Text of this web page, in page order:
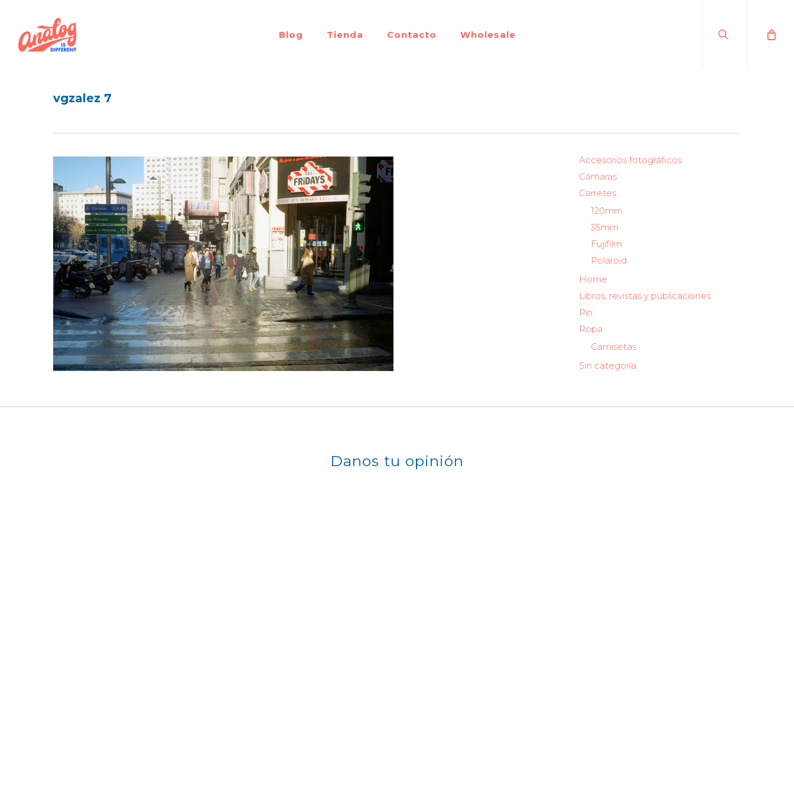
content
Blog Tienda Contacto Wholesale
vgzalez 7
Accesorios fotográficos
Cámaras
Carretes
120mm
35mm
Fujifilm
Polaroid
Home
Libros, revistas y publicaciones
Pin
Ropa
Camisetas
Sin categoría
Danos tu opinión